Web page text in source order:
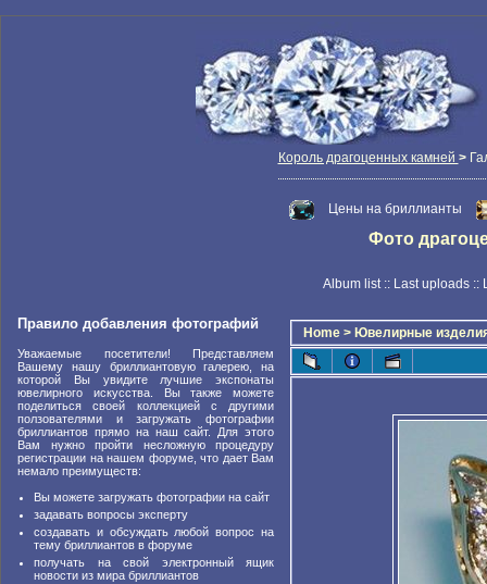
Король драгоценных камней >
Цены на бриллианты
Фото
Album list:: Last uploads ::
Правило добавления фотографий
Уважаемые посетители! Представляем
Вашему нашу бриллиантовую галерею, на
которой Вы увидите лучшие экспонаты
ювелирного искусства. Вы также можете
поделиться своей коллекцией с другими
ползователями и загружать фотографии
бриллиантов прямо на наш сайт. Для этого
Вам нужно пройти несложную процедуру
регистрации на нашем форуме, что дает Вам
немало преимуществ:
Вы можете загружать фотографии на сайт
задавать вопросы эксперту
создавать и обсуждать любой вопрос на
тему бриллиантов в форуме
получать на свой электронный ящик
новости из мира бриллиантов
Home > Ювелирные